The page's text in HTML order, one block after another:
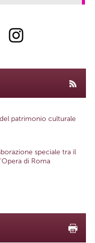
patrimonio culturale
speciale tra il
di Roma